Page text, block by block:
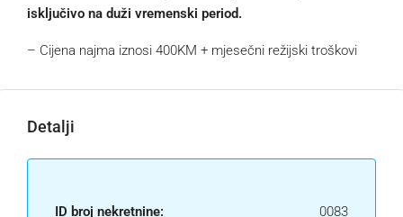
isključivo na duži vremenski period.
– Cijena najma iznosi 400KM + mjesečni režijski troškovi
Detalji
ID broj nekretnine: 0083